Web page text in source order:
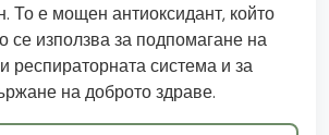
То е мощен антиоксидант, който
се използва за подпомагане на
респираторната система и за
на доброто здраве.